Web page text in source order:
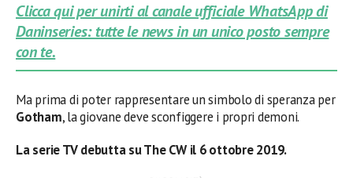
Clicca qui per unirti al canale ufficiale WhatsApp di
Daninseries: tutte le news in un unico posto sempre
con te.
Ma prima di poter rappresentare un simbolo di speranza per
Gotham, la giovane deve sconfiggere i propri demoni.
La serie TV debutta su The CW il 6 ottobre 2019.